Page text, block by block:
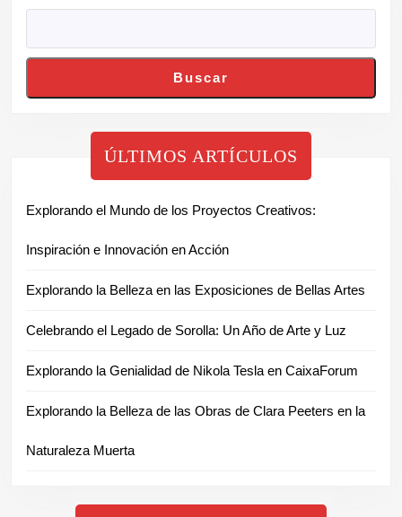
Buscar
ÚLTIMOS ARTÍCULOS
Explorando el Mundo de los Proyectos Creativos:
Inspiración e Innovación en Acción
Explorando la Belleza en las Exposiciones de Bellas Artes
Celebrando el Legado de Sorolla: Un Año de Arte y Luz
Explorando la Genialidad de Nikola Tesla en CaixaForum
Explorando la Belleza de las Obras de Clara Peeters en la
Naturaleza Muerta